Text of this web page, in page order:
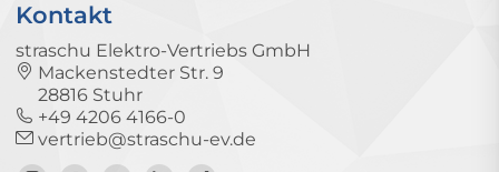
Kontakt
straschu Elektro-Vertriebs GmbH
Mackenstedter Str. 9
28816 Stuhr
+49 4206 4166-0
vertrieb@straschu-ev.de